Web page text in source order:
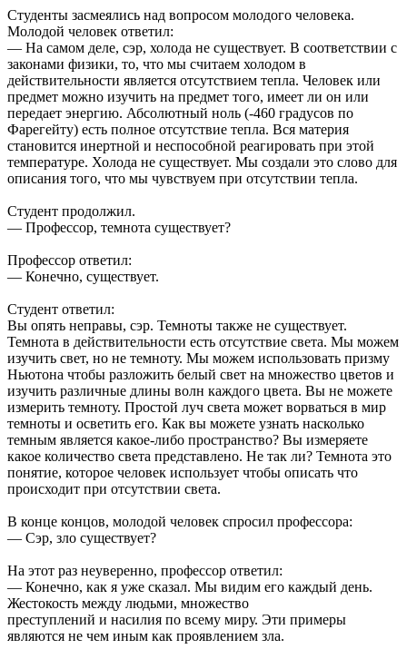
Студенты засмеялись над вопросом молодого человека.
Молодой человек ответил:
— На самом деле, сэр, холода не существует. В соответствии с
законами физики, то, что мы считаем холодом в
действительности является отсутствием тепла. Человек или
предмет можно изучить на предмет того, имеет ли он или
передает энергию. Абсолютный ноль (-460 градусов по
Фарегейту) есть полное отсутствие тепла. Вся материя
становится инертной и неспособной реагировать при этой
температуре. Холода не существует. Мы создали это слово для
описания того, что мы чувствуем при отсутствии тепла.
Студент продолжил.
— Профессор, темнота существует?
Профессор ответил:
— Конечно, существует.
Студент ответил:
Вы опять неправы, сэр. Темноты также не существует.
Темнота в действительности есть отсутствие света. Мы можем
изучить свет, но не темноту. Мы можем использовать призму
Ньютона чтобы разложить белый свет на множество цветов и
изучить различные длины волн каждого цвета. Вы не можете
измерить темноту. Простой луч света может ворваться в мир
темноты и осветить его. Как вы можете узнать насколько
темным является какое-либо пространство? Вы измеряете
какое количество света представлено. Не так ли? Темнота это
понятие, которое человек использует чтобы описать что
происходит при отсутствии света.
В конце концов, молодой человек спросил профессора:
— Сэр, зло существует?
На этот раз неуверенно, профессор ответил:
— Конечно, как я уже сказал. Мы видим его каждый день.
Жестокость между людьми, множество
преступлений и насилия по всему миру. Эти примеры
являются не чем иным как проявлением зла.